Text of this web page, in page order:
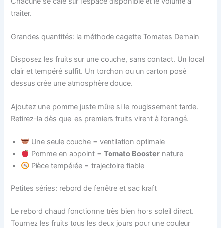
traiter.
Grandes quantités: la méthode cagette Tomates Demain
Disposez les fruits sur une couche, sans contact. Un local
clair et tempéré suffit. Un torchon ou un carton posé
dessus crée une atmosphère douce.
Ajoutez une pomme juste mûre si le rougissement tarde.
Retirez-la dès que les premiers fruits virent à l’orangé.
Une seule couche = ventilation optimale
Pomme en appoint =Tomato Booster naturel
Pièce tempérée = trajectoire fiable
Petites séries: rebord de fenêtre et sac kraft
Le rebord chaud fonctionne très bien hors soleil direct.
Tournez les fruits tous les deux jours pour une couleur